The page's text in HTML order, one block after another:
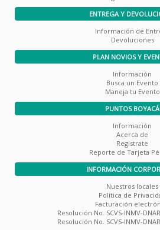
ENTREGA Y
Información de
Devoluciones
PLAN NOVIOS Y
Información
Busca un Evento
Maneja tu Evento
PUNTOS BOYACÁ
Información
Acerca de
Registrate
Reporte de Tarjeta
INFORMACIÓN
Nuestros locales
Política de
Facturación
Resolución No. SCVS-INMV-
Resolución No. SCVS-INMV-